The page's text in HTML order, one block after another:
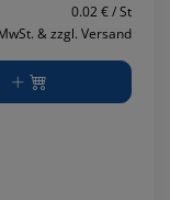
0.02 € / St
& zzgl. Versand